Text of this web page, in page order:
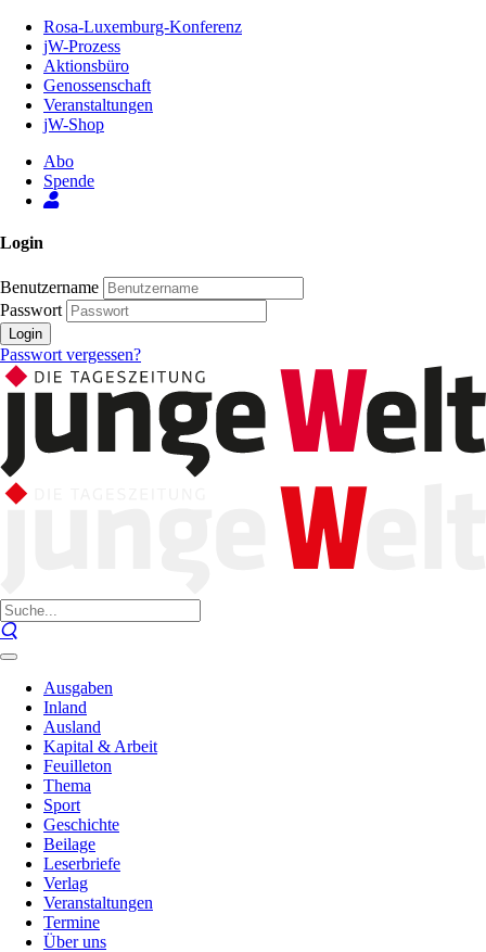
Inhalt
Seite
Rosa-Luxemburg-Konferenz
jW-Prozess
Aktionsbüro
Genossenschaft
Veranstaltungen
jW-Shop
Abo
Spende
Login
Benutzername
Passwort
Login
Passwort vergessen?
Ausgaben
Inland
Ausland
Kapital & Arbeit
Feuilleton
Thema
Sport
Geschichte
Beilage
Leserbriefe
Verlag
Veranstaltungen
Termine
Über uns